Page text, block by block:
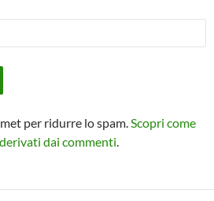
per ridurre lo spam. Scopri come
dai commenti